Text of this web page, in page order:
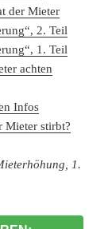
der Mieter
2. Teil
1. Teil
achten
Infos
Mieter stirbt?
1.